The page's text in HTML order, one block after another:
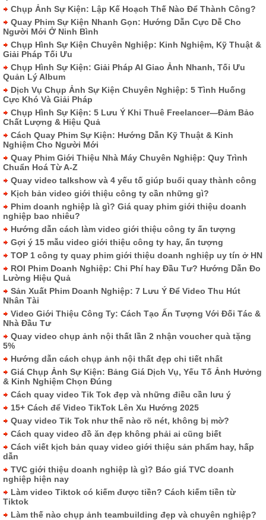
Chụp Ảnh Sự Kiện: Lập Kế Hoạch Thế Nào Để Thành Công?
Quay Phim Sự Kiện Nhanh Gọn: Hướng Dẫn Cực Dễ Cho
Người Mới Ở Ninh Bình
Chụp Hình Sự Kiện Chuyên Nghiệp: Kinh Nghiệm, Kỹ Thuật &
Giải Pháp Tối Ưu
Chụp Hình Sự Kiện: Giải Pháp AI Giao Ảnh Nhanh, Tối Ưu
Quản Lý Album
Dịch Vụ Chụp Ảnh Sự Kiện Chuyên Nghiệp: 5 Tình Huống
Cực Khó Và Giải Pháp
Chụp Hình Sự Kiện: 5 Lưu Ý Khi Thuê Freelancer—Đảm Bảo
Chất Lượng & Hiệu Quả
Cách Quay Phim Sự Kiện: Hướng Dẫn Kỹ Thuật & Kinh
Nghiệm Cho Người Mới
Quay Phim Giới Thiệu Nhà Máy Chuyên Nghiệp: Quy Trình
Chuẩn Hoá Từ A-Z
Quay video talkshow và 4 yếu tố giúp buổi quay thành công
Kịch bản video giới thiệu công ty cần những gì?
Phim doanh nghiệp là gì? Giá quay phim giới thiệu doanh
nghiệp bao nhiêu?
Hướng dẫn cách làm video giới thiệu công ty ấn tượng
Gợi ý 15 mẫu video giới thiệu công ty hay, ấn tượng
TOP 1 công ty quay phim giới thiệu doanh nghiệp uy tín ở HN
ROI Phim Doanh Nghiệp: Chi Phí hay Đầu Tư? Hướng Dẫn Đo
Lường Hiệu Quả
Sản Xuất Phim Doanh Nghiệp: 7 Lưu Ý Để Video Thu Hút
Nhân Tài
Video Giới Thiệu Công Ty: Cách Tạo Ấn Tượng Với Đối Tác &
Nhà Đầu Tư
Quay video chụp ảnh nội thất lần 2 nhận voucher quà tặng
5%
Hướng dẫn cách chụp ảnh nội thất đẹp chi tiết nhất
Giá Chụp Ảnh Sự Kiện: Bảng Giá Dịch Vụ, Yếu Tố Ảnh Hưởng
& Kinh Nghiệm Chọn Đúng
Cách quay video Tik Tok đẹp và những điều cần lưu ý
15+ Cách để Video TikTok Lên Xu Hướng 2025
Quay video Tik Tok như thế nào rõ nét, không bị mờ?
Cách quay video đồ ăn đẹp không phải ai cũng biết
Cách viết kịch bản quay video giới thiệu sản phẩm hay, hấp
dẫn
TVC giới thiệu doanh nghiệp là gì? Báo giá TVC doanh
nghiệp hiện nay
Làm video Tiktok có kiếm được tiền? Cách kiếm tiền từ
Tiktok
Làm thế nào chụp ảnh teambuilding đẹp và chuyên nghiệp?